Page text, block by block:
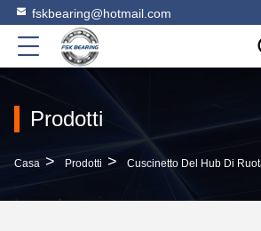
fskbearing@hotmail.com
Prodotti
Casa > Prodotti > Cuscinetto Del Hub Di